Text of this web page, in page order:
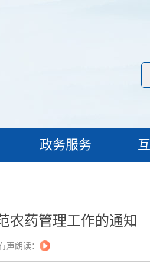
政务服务
农药管理工作的通知
声朗读：